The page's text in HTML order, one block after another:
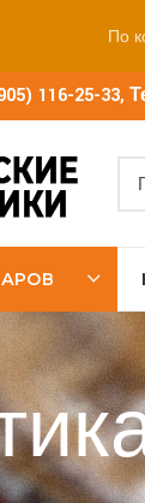
116-25-33,
По